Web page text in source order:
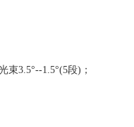
束3.5°--1.5°(5段)；